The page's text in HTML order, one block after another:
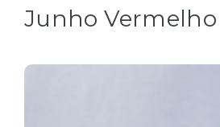
Junho Vermelho